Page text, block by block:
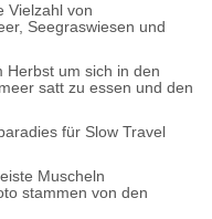
Vielzahl von
Seegraswiesen und
Herbst um sich in den
satt zu essen und den
für Slow Travel
Muscheln
stammen von den